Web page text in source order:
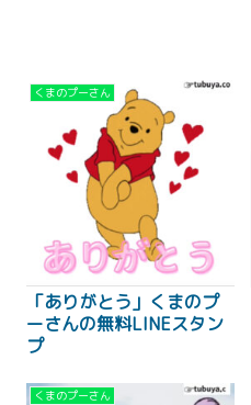
くまのプーさん
「ありがとう」くまのプ
ーさんの無料LINEスタン
プ
くまのプーさん